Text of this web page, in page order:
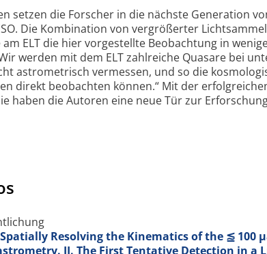
setzen die Forscher in die nächste Generation
Die Kombination von vergrößerter
ELT die hier vorgestellte Beobachtung in
werden mit dem ELT zahlreiche Quasare bei
astrometrisch vermessen, und so die
direkt beobachten können.“ Mit der
haben die Autoren eine neue Tür zur
Spatially Resolving the Kinematics of the ⪍ 100
II. The First Tentative Detection in a